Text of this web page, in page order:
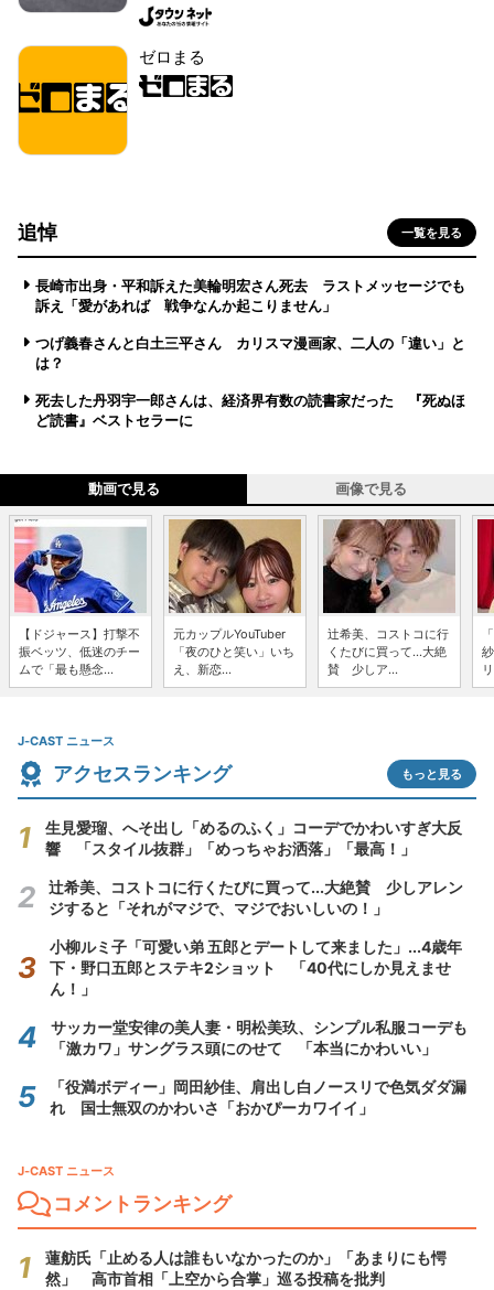
ゼロまる
追悼 一覧を見る
長崎市出身・平和訴えた美輪明宏さん死去 ラストメッセージでも
訴え「愛があれば 戦争なんか起こりません」
つげ義春さんと白土三平さん カリスマ漫画家、二人の「違い」と
は？
死去した丹羽宇一郎さんは、経済界有数の読書家だった 『死ぬほ
ど読書』ベストセラーに
動画で見る 画像で見る
【ドジャース】打撃不
振ベッツ、低迷のチー
ムで「最も懸念...
元カップルYouTuber
「夜のひと笑い」いち
え、新恋...
辻希美、コストコに行
くたびに買って...大絶
賛 少しア...
J-CAST ニュース
アクセスランキング もっと見る
生見愛瑠、へそ出し「めるのふく」コーデでかわいすぎ大反
響 「スタイル抜群」「めっちゃお洒落」「最高！」
辻希美、コストコに行くたびに買って...大絶賛 少しアレン
ジすると「それがマジで、マジでおいしいの！」
小柳ルミ子「可愛い弟 五郎とデートして来ました」...4歳年
下・野口五郎とステキ2ショット 「40代にしか見えませ
ん！」
サッカー堂安律の美人妻・明松美玖、シンプル私服コーデも
「激カワ」サングラス頭にのせて 「本当にかわいい」
「役満ボディー」岡田紗佳、肩出し白ノースリで色気ダダ漏
れ 国士無双のかわいさ「おかぴーカワイイ」
J-CAST ニュース
コメントランキング
蓮舫氏「止める人は誰もいなかったのか」「あまりにも愕
然」 高市首相「上空から合掌」巡る投稿を批判